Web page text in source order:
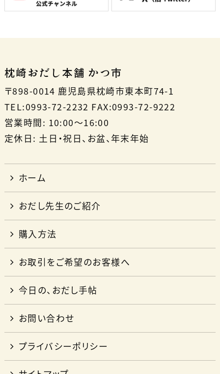
枕崎おだし本舗 かつ市
〒898-0014 鹿児島県枕崎市東本町74-1
TEL:0993-72-2232 FAX:0993-72-9222
営業時間: 10:00〜16:00
定休日: 土日・祝日、お盆、年末年始
ホーム
おだし先生のご紹介
購入方法
お取引をご希望のお客様へ
今日の、おだし手帖
お問い合わせ
プライバシーポリシー